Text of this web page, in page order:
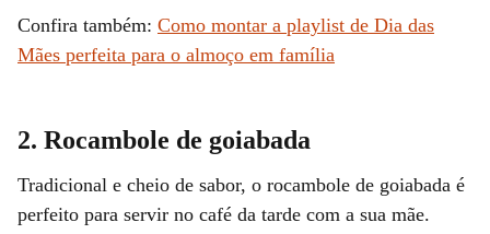
Confira também: Como montar a playlist de Dia das
Mães perfeita para o almoço em família
2. Rocambole de goiabada
Tradicional e cheio de sabor, o rocambole de goiabada é
perfeito para servir no café da tarde com a sua mãe.